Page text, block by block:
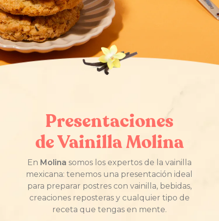
Presentaciones
de Vainilla Molina
En Molina somos los expertos de la vainilla
mexicana: tenemos una presentación ideal
para preparar postres con vainilla, bebidas,
creaciones reposteras y cualquier tipo de
receta que tengas en mente.